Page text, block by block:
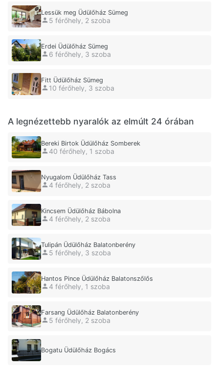
Lessük meg Üdülőház Sümeg
5 férőhely, 2 szoba
Erdei Üdülőház Sümeg
6 férőhely, 3 szoba
Fitt Üdülőház Sümeg
10 férőhely, 3 szoba
A legnézettebb nyaralók az elmúlt 24 órában
Bereki Birtok Üdülőház Somberek
40 férőhely, 1 szoba
Nyugalom Üdülőház Tass
4 férőhely, 2 szoba
Kincsem Üdülőház Bábolna
4 férőhely, 2 szoba
Tulipán Üdülőház Balatonberény
5 férőhely, 3 szoba
Hantos Pince Üdülőház Balatonszőlős
4 férőhely, 1 szoba
Farsang Üdülőház Balatonberény
5 férőhely, 2 szoba
Bogatu Üdülőház Bogács